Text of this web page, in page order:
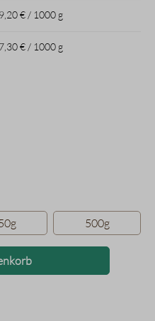
€ / 1000 g
€ / 1000 g
500g
den gewünschten